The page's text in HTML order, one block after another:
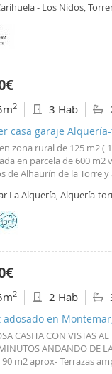
habitaciones,
equipados con
equipadas,
creando un entorno
del ocio, perfecta para
incluye un amplio
combina amplitud,
- XAL_207 -
- Los Nidos,
2 3 Hab
casa garaje
zona rural de 125 m2 (
en parcela de 600 m2
de Alhaurín de la Torre
y dos habitaciones.
lavadero,
otro con bañera. Sólo se
La Alquería, Alquería-
2 2 Hab
adosado en
CASITA CON VISTAS
ANDANDO DE
m2 aprox- Terrazas